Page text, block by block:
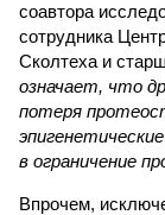
соавтора
сотрудника
Сколтеха и
означает, что
потеря
в ограничение
Впрочем,